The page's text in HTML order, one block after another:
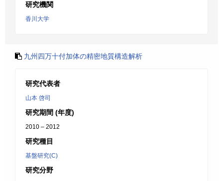
研究機関
香川大学
九州四万十付加体の精密地質構造解析
研究代表者
山本 啓司
研究期間 (年度)
2010 – 2012
研究種目
基盤研究(C)
研究分野